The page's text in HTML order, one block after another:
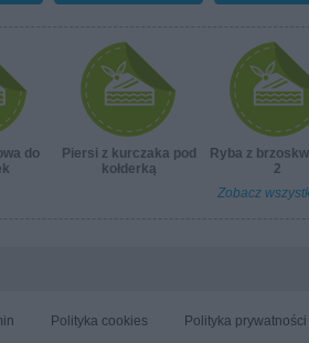
do
Piersi z kurczaka pod
kołderką
Ryba z
2
Zobacz
Polityka cookies Polityka prywatności